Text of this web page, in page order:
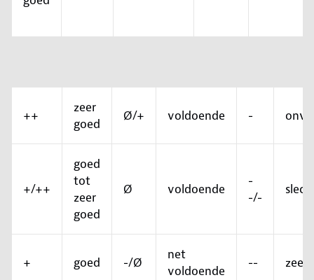
++
zeer
goed
Ø/+ voldoende -
+/++
goed
tot
zeer
goed
Ø voldoende
-
-/-
+ goed -/Ø
net
voldoende
-- zeer